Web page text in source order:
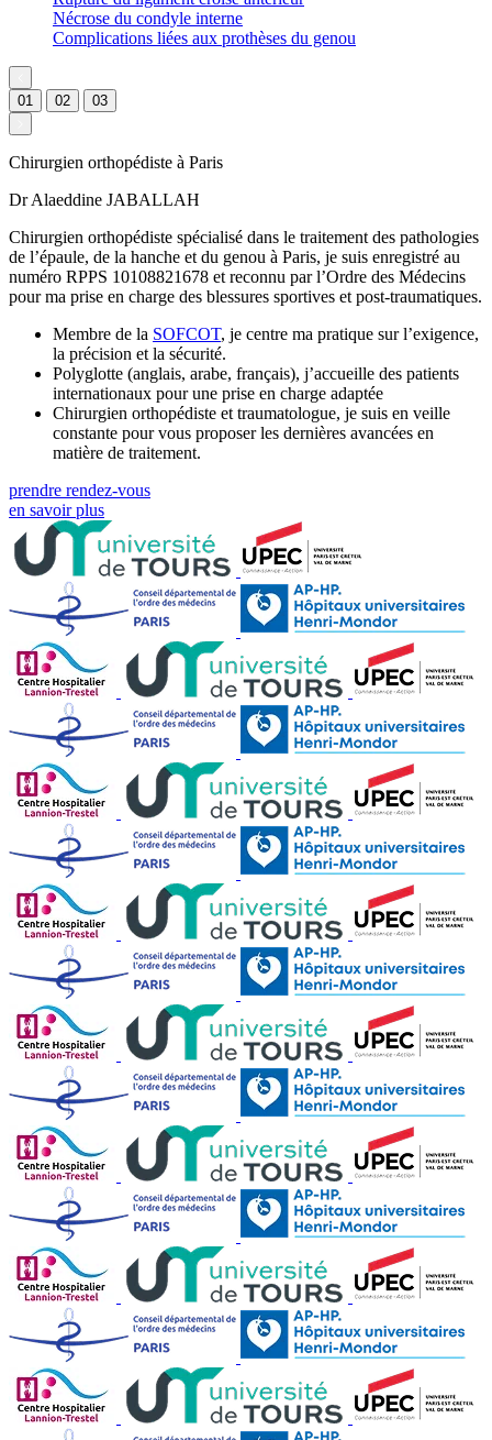
Nécrose du condyle interne
Complications liées aux prothèses du genou
01 02 03
Chirurgien orthopédiste à Paris
Dr Alaeddine JABALLAH
Chirurgien orthopédiste spécialisé dans le traitement des pathologies
de l’épaule, de la hanche et du genou à Paris, je suis enregistré au
numéro RPPS 10108821678 et reconnu par l’Ordre des Médecins
pour ma prise en charge des blessures sportives et post-traumatiques.
Membre de la SOFCOT, je centre ma pratique sur l’exigence,
la précision et la sécurité.
Polyglotte (anglais, arabe, français), j’accueille des patients
internationaux pour une prise en charge adaptée
Chirurgien orthopédiste et traumatologue, je suis en veille
constante pour vous proposer les dernières avancées en
matière de traitement.
prendre rendez-vous
en savoir plus